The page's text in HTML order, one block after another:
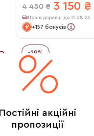
4 450 ₴ 3 150 ₴
При відправці до 11.08.26
+157 бонусів
-29%
Постійні акційні
пропозиції